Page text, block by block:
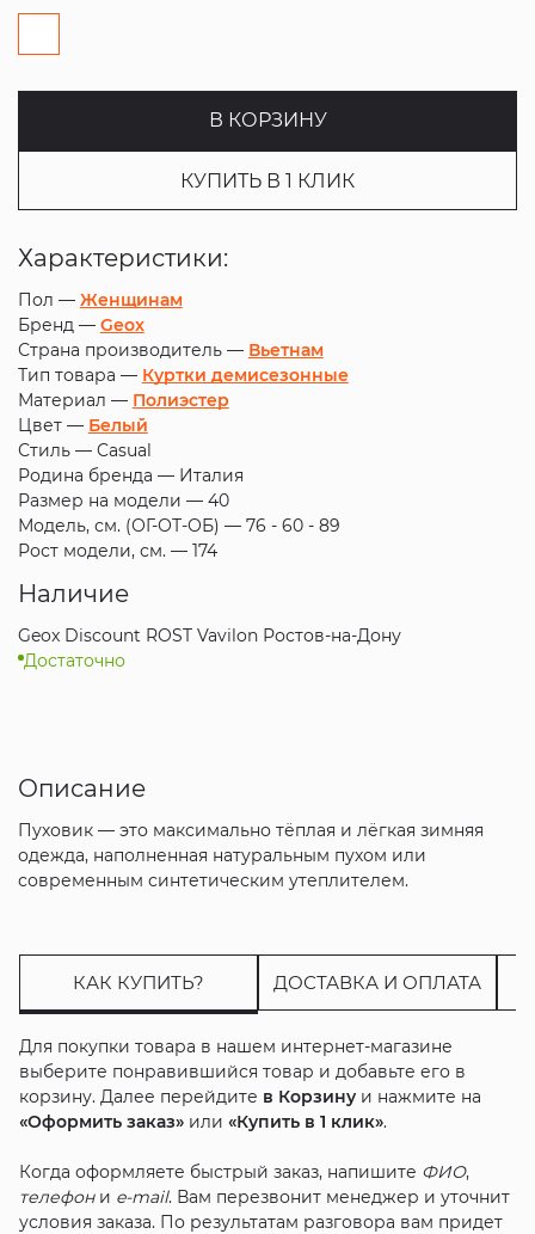
В КОРЗИНУ
КУПИТЬ В 1 КЛИК
Характеристики:
Пол — Женщинам
Бренд — Geox
Страна производитель — Вьетнам
Тип товара — Куртки демисезонные
Материал — Полиэстер
Цвет — Белый
Стиль — Casual
Родина бренда — Италия
Размер на модели — 40
Модель, см. (ОГ-ОТ-ОБ) — 76 - 60 - 89
Рост модели, см. — 174
Наличие
Geox Discount ROST Vavilon Ростов-на-Дону
Достаточно
Описание
Пуховик — это максимально тёплая и лёгкая зимняя
одежда, наполненная натуральным пухом или
современным синтетическим утеплителем.
КАК КУПИТЬ? ДОСТАВКА И ОПЛАТА
Для покупки товара в нашем интернет-магазине
выберите понравившийся товар и добавьте его в
корзину. Далее перейдите в Корзинуи нажмите на
«Оформить заказ»или «Купить в 1 клик».
Когда оформляете быстрый заказ, напишите ФИО,
телефони e-mail. Вам перезвонит менеджер и уточнит
условия заказа. По результатам разговора вам придет